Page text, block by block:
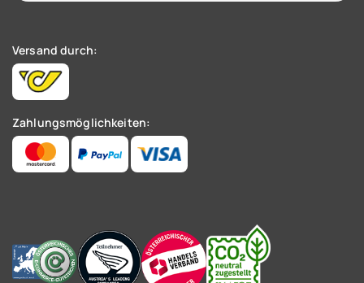
Versand durch:
Zahlungsmöglichkeiten: